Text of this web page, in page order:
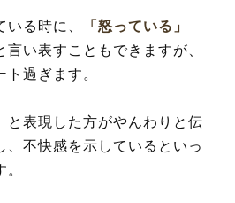
る時に、
「怒っている」
言い表すこともできますが、
過ぎます。
と表現した方がやんわりと伝
、不快感を示しているといっ